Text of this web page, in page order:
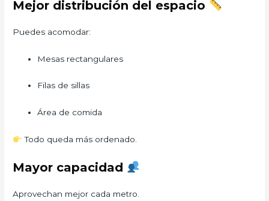
Mejor distribución del espacio
Puedes acomodar:
Mesas rectangulares
Filas de sillas
Área de comida
Todo queda más ordenado.
Mayor capacidad
Aprovechan mejor cada metro.